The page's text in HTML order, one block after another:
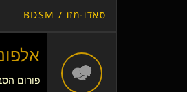
סאדו-מזו / BDSM
פורום